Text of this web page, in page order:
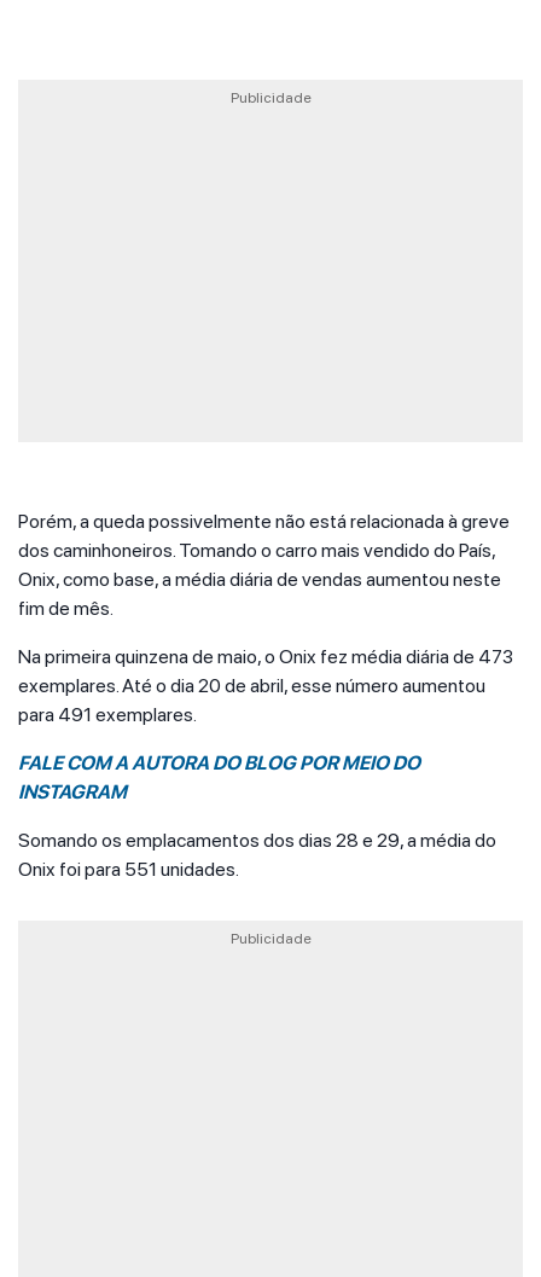
Publicidade
Porém, a queda possivelmente não está relacionada à greve
dos caminhoneiros. Tomando o carro mais vendido do País,
Onix, como base, a média diária de vendas aumentou neste
fim de mês.
Na primeira quinzena de maio, o Onix fez média diária de 473
exemplares. Até o dia 20 de abril, esse número aumentou
para 491 exemplares.
FALE COM A AUTORA DO BLOG POR MEIO DO
INSTAGRAM
Somando os emplacamentos dos dias 28 e 29, a média do
Onix foi para 551 unidades.
Publicidade